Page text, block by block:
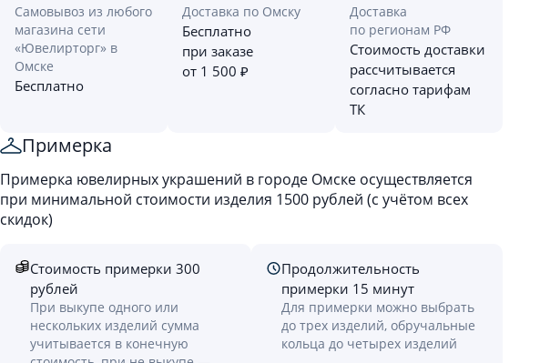
Самовывоз из любого
магазина сети
«Ювелирторг» в
Омске
Бесплатно
Доставка по Омску
Бесплатно
при заказе
от 1 500 ₽
Доставка
по регионам РФ
Стоимость доставки
рассчитывается
согласно тарифам
ТК
Примерка
Примерка ювелирных украшений в городе Омске осуществляется
при минимальной стоимости изделия 1500 рублей (с учётом всех
скидок)
Стоимость примерки 300
рублей
При выкупе одного или
нескольких изделий сумма
учитывается в конечную
Продолжительность
примерки 15 минут
Для примерки можно выбрать
до трех изделий, обручальные
кольца до четырех изделий